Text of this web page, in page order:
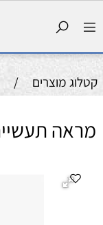
קטלוג מוצרים /
מראה